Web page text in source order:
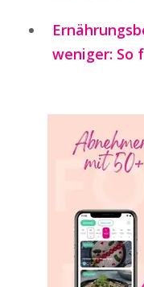
weniger: So